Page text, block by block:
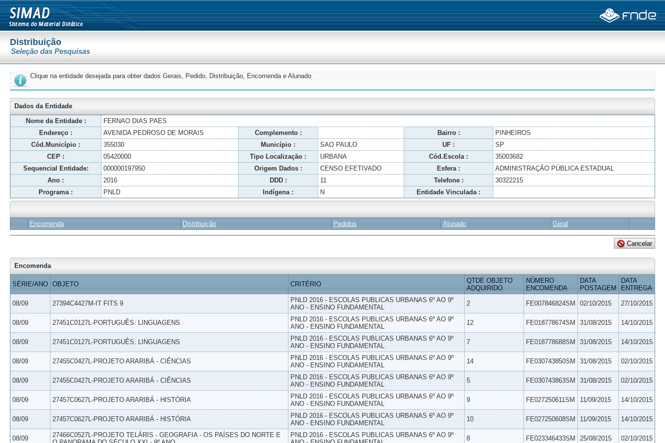
Distribuição
Seleção das Pesquisas
Clique na entidade desejada para obter dados Gerais, Pedido, Distribuição, Encomenda e Alunado
Dados da Entidade
Nome da Entidade :
FERNAO DIAS PAES
Endereço :
AVENIDA PEDROSO DE MORAIS Complemento : Bairro :
PINHEIROS
Cód.Município :
355030 Município : SAO PAULO UF :
SP
CEP :
05420000 Tipo Localização : URBANA Cód.Escola :
35003682
Sequencial Entidade:
000000197950 Origem Dados : CENSO EFETIVADO Esfera :
ADMINISTRAÇÃO PÚBLICA ESTADUAL
Ano :
2016 DDD : 11 Telefone :
30322215
Programa :
PNLD Indígena : N Entidade Vinculada :
Encomenda Distribuição Pedidos Alunado Geral
Encomenda
SÉRIE/ANO OBJETO CRITÉRIO
QTDE OBJETO
ADQUIRIDO
NÚMERO
ENCOMENDA
DATA
POSTAGEM
DATA
ENTREGA
08/09 27394C4427M-IT FITS 9
PNLD 2016 - ESCOLAS PUBLICAS URBANAS 6º AO 9º
ANO - ENSINO FUNDAMENTAL
2 FE007846824SM 02/10/2015 27/10/2015
08/09 27451C0127L-PORTUGUÊS: LINGUAGENS
PNLD 2016 - ESCOLAS PUBLICAS URBANAS 6º AO 9º
ANO - ENSINO FUNDAMENTAL
12 FE018778674SM 31/08/2015 14/10/2015
08/09 27451C0127L-PORTUGUÊS: LINGUAGENS
PNLD 2016 - ESCOLAS PUBLICAS URBANAS 6º AO 9º
ANO - ENSINO FUNDAMENTAL
7 FE018778688SM 31/08/2015 14/10/2015
08/09 27455C0427L-PROJETO ARARIBÁ - CIÊNCIAS
PNLD 2016 - ESCOLAS PUBLICAS URBANAS 6º AO 9º
ANO - ENSINO FUNDAMENTAL
14 FE030743850SM 31/08/2015 02/10/2015
08/09 27455C0427L-PROJETO ARARIBÁ - CIÊNCIAS
PNLD 2016 - ESCOLAS PUBLICAS URBANAS 6º AO 9º
ANO - ENSINO FUNDAMENTAL
5 FE030743863SM 31/08/2015 02/10/2015
08/09 27457C0627L-PROJETO ARARIBÁ - HISTÓRIA
PNLD 2016 - ESCOLAS PUBLICAS URBANAS 6º AO 9º
ANO - ENSINO FUNDAMENTAL
9 FE027250611SM 11/09/2015 14/10/2015
08/09 27457C0627L-PROJETO ARARIBÁ - HISTÓRIA
PNLD 2016 - ESCOLAS PUBLICAS URBANAS 6º AO 9º
ANO - ENSINO FUNDAMENTAL
10 FE027250608SM 11/09/2015 14/10/2015
08/09
27466C0527L-PROJETO TELÁRIS - GEOGRAFIA - OS PAÍSES DO NORTE E
PNLD 2016 - ESCOLAS PUBLICAS URBANAS 6º AO 9º
8 FE023346433SM 25/08/2015 02/10/2015